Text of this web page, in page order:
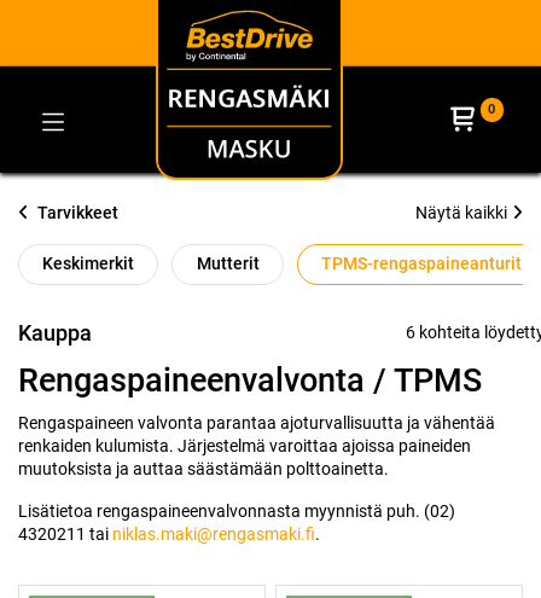
0
Tarvikkeet Näytä kaikki
Keskimerkit Mutterit TPMS-rengaspaineanturit
Kauppa 6 kohteita
Rengaspaineenvalvonta / TPMS
Rengaspaineen valvonta parantaa ajoturvallisuutta ja vähentää
renkaiden kulumista. Järjestelmä varoittaa ajoissa paineiden
muutoksista ja auttaa säästämään polttoainetta.
Lisätietoa rengaspaineenvalvonnasta myynnistä puh. (02)
4320211 tai niklas.maki@rengasmaki.fi.